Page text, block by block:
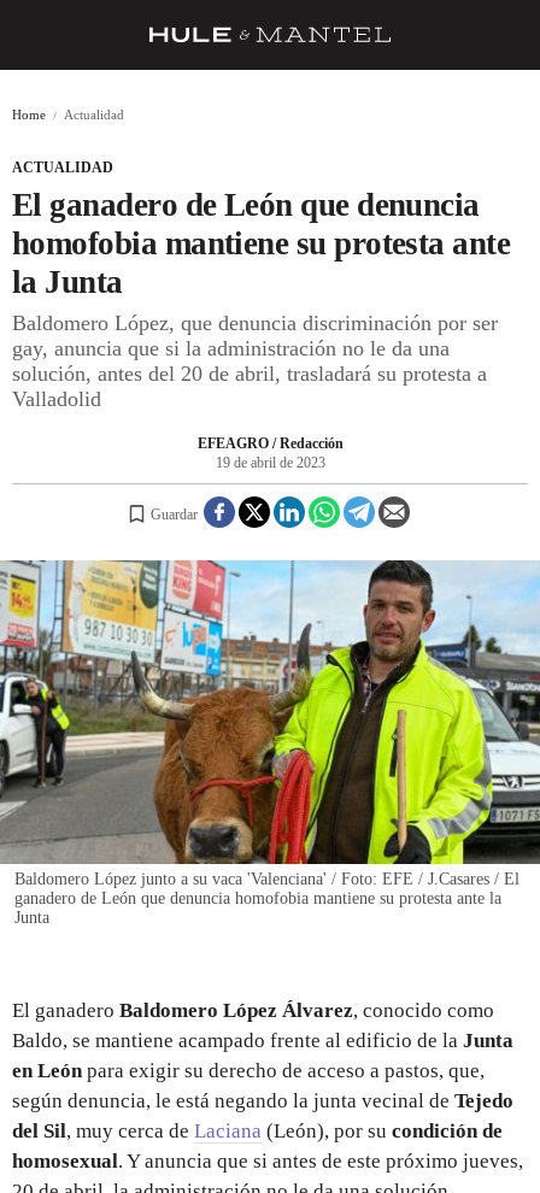
BARRAS Y ESTRELLAS
DÓNDE COMER
ÍDOLOS DE MESAS
CUADERNO DE VIAJE
INICIAR SESIÓN
Home Actualidad
ACTUALIDAD
El ganadero de León que denuncia
homofobia mantiene su protesta ante
la Junta
Baldomero López, que denuncia discriminación por ser
gay, anuncia que si la administración no le da una
solución, antes del 20 de abril, trasladará su protesta a
Valladolid
EFEAGRO / Redacción
19 de abril de 2023
Guardar
Baldomero López junto a su vaca 'Valenciana' / Foto: EFE / J.Casares / El
ganadero de León que denuncia homofobia mantiene su protesta ante la
Junta
El ganadero Baldomero López Álvarez, conocido como
Baldo, se mantiene acampado frente al edificio de la Junta
en Leónpara exigir su derecho de acceso a pastos, que,
según denuncia, le está negando la junta vecinal de Tejedo
del Sil, muy cerca de Laciana (León), por su condición de
homosexual. Y anuncia que si antes de este próximo jueves,